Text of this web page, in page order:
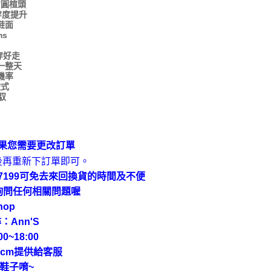
楦頭
提升
面
好走
整天
率
您需要更改訂單
重新下訂單即可。
可免去來回換貨的時間及不便
任何相關問題喔
：Ann'S
提供給客服
子唷~